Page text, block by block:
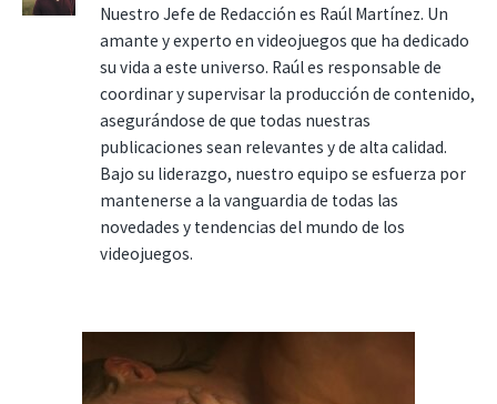
Nuestro Jefe de Redacción es Raúl Martínez. Un
amante y experto en videojuegos que ha dedicado
su vida a este universo. Raúl es responsable de
coordinar y supervisar la producción de contenido,
asegurándose de que todas nuestras
publicaciones sean relevantes y de alta calidad.
Bajo su liderazgo, nuestro equipo se esfuerza por
mantenerse a la vanguardia de todas las
novedades y tendencias del mundo de los
videojuegos.